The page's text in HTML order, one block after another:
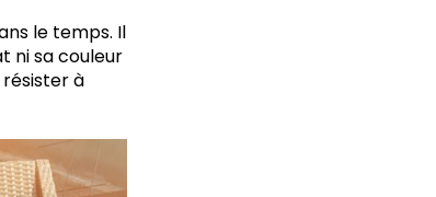
le temps. Il
ni sa couleur
à